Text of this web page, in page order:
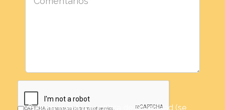
Pulse si acepta la política de privacidad (se